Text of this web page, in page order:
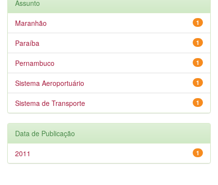
Assunto
1
Maranhão
1
Paraíba
1
Pernambuco
1
Sistema Aeroportuário
1
Sistema de Transporte
Data de Publicação
1
2011